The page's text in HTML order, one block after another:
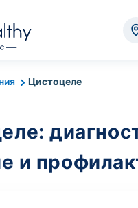
Цистоцеле
и
крови - 50 грн
забора биоматериала